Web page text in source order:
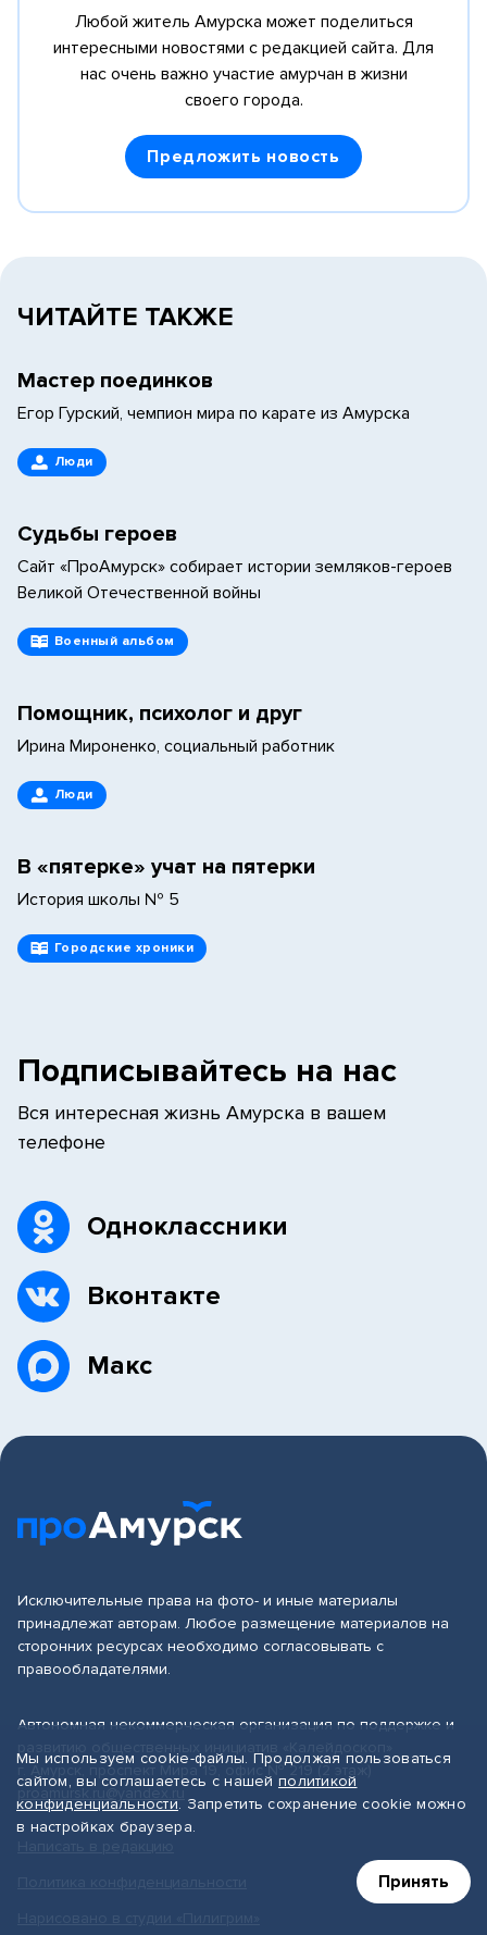
Любой житель Амурска может поделиться
интересными новостями с редакцией сайта. Для
нас очень важно участие амурчан в жизни
своего города.
Предложить новость
ЧИТАЙТЕ ТАКЖЕ
Мастер поединков
Егор Гурский, чемпион мира по карате из Амурска
Люди
Судьбы героев
Сайт «ПроАмурск» собирает истории земляков-героев
Великой Отечественной войны
Военный альбом
Помощник, психолог и друг
Ирина Мироненко, социальный работник
Люди
В «пятерке» учат на пятерки
История школы № 5
Городские хроники
Подписывайтесь на нас
Вся интересная жизнь Амурска в вашем
телефоне
Одноклассники
Вконтакте
Макс
Исключительные права на фото- и иные материалы
принадлежат авторам. Любое размещение материалов на
сторонних ресурсах необходимо согласовывать с
правообладателями.
Автономная некоммерческая организация по поддержке и
г. Амурск, проспект Мира 19, офис № 219 (2 этаж)
proamursk.ru@yandex.ru
Мы используем cookie-файлы. Продолжая пользоваться
сайтом, вы соглашаетесь с нашей политикой
конфиденциальности. Запретить сохранение cookie можно
в настройках браузера.
Принять